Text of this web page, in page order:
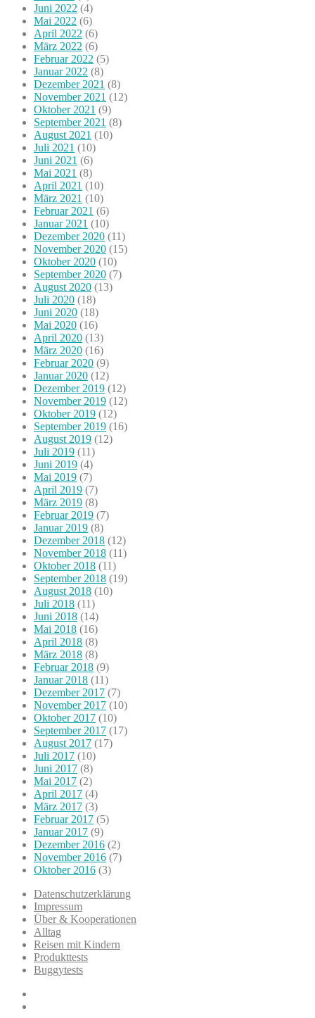
Juni 2022 (4)
Mai 2022 (6)
April 2022 (6)
März 2022 (6)
Februar 2022 (5)
Januar 2022 (8)
Dezember 2021 (8)
November 2021 (12)
Oktober 2021 (9)
September 2021 (8)
August 2021 (10)
Juli 2021 (10)
Juni 2021 (6)
Mai 2021 (8)
April 2021 (10)
März 2021 (10)
Februar 2021 (6)
Januar 2021 (10)
Dezember 2020 (11)
November 2020 (15)
Oktober 2020 (10)
September 2020 (7)
August 2020 (13)
Juli 2020 (18)
Juni 2020 (18)
Mai 2020 (16)
April 2020 (13)
März 2020 (16)
Februar 2020 (9)
Januar 2020 (12)
Dezember 2019 (12)
November 2019 (12)
Oktober 2019 (12)
September 2019 (16)
August 2019 (12)
Juli 2019 (11)
Juni 2019 (4)
Mai 2019 (7)
April 2019 (7)
März 2019 (8)
Februar 2019 (7)
Januar 2019 (8)
Dezember 2018 (12)
November 2018 (11)
Oktober 2018 (11)
September 2018 (19)
August 2018 (10)
Juli 2018 (11)
Juni 2018 (14)
Mai 2018 (16)
April 2018 (8)
März 2018 (8)
Februar 2018 (9)
Januar 2018 (11)
Dezember 2017 (7)
November 2017 (10)
Oktober 2017 (10)
September 2017 (17)
August 2017 (17)
Juli 2017 (10)
Juni 2017 (8)
Mai 2017 (2)
April 2017 (4)
März 2017 (3)
Februar 2017 (5)
Januar 2017 (9)
Dezember 2016 (2)
November 2016 (7)
Oktober 2016 (3)
Datenschutzerklärung
Impressum
Über & Kooperationen
Alltag
Reisen mit Kindern
Produkttests
Buggytests